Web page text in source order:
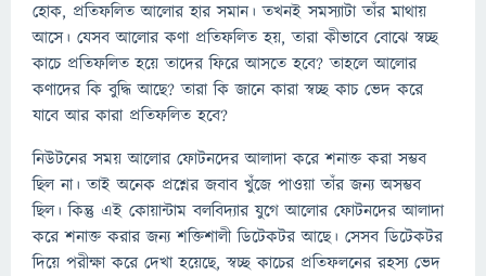
হোক, প্রতিফলিত আলোর হার সমান। তখনই সমস্যাটা তাঁর মাথায়
আসে। যেসব আলোর কণা প্রতিফলিত হয়, তারা কীভাবে বোঝে স্বচ্ছ
কাচে প্রতিফলিত হয়ে তাদের ফিরে আসতে হবে? তাহলে আলোর
কণাদের কি বুদ্ধি আছে? তারা কি জানে কারা স্বচ্ছ কাচ ভেদ করে
যাবে আর কারা প্রতিফলিত হবে?
নিউটনের সময় আলোর ফোটনদের আলাদা করে শনাক্ত করা সম্ভব
ছিল না। তাই অনেক প্রশ্নের জবাব খুঁজে পাওয়া তাঁর জন্য অসম্ভব
ছিল। কিন্তু এই কোয়ান্টাম বলবিদ্যার যুগে আলোর ফোটনদের আলাদা
করে শনাক্ত করার জন্য শক্তিশালী ডিটেকটর আছে। সেসব ডিটেকটর
দিয়ে পরীক্ষা করে দেখা হয়েছে, স্বচ্ছ কাচের প্রতিফলনের রহস্য ভেদ